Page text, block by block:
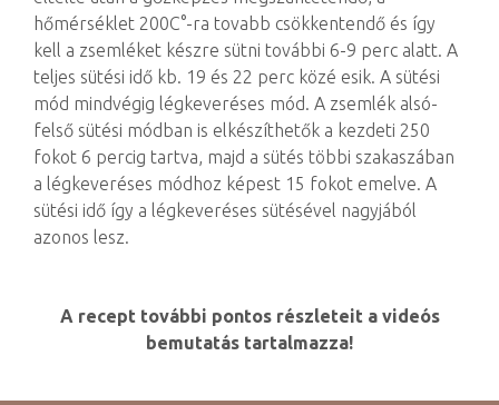
hőmérséklet 200C°-ra tovabb csökkentendő és így
kell a zsemléket készre sütni további 6-9 perc alatt. A
teljes sütési idő kb. 19 és 22 perc közé esik. A sütési
mód mindvégig légkeveréses mód. A zsemlék alsó-
felső sütési módban is elkészíthetők a kezdeti 250
fokot 6 percig tartva, majd a sütés többi szakaszában
a légkeveréses módhoz képest 15 fokot emelve. A
sütési idő így a légkeveréses sütésével nagyjából
azonos lesz.
A recept további pontos részleteit a videós
bemutatás tartalmazza!